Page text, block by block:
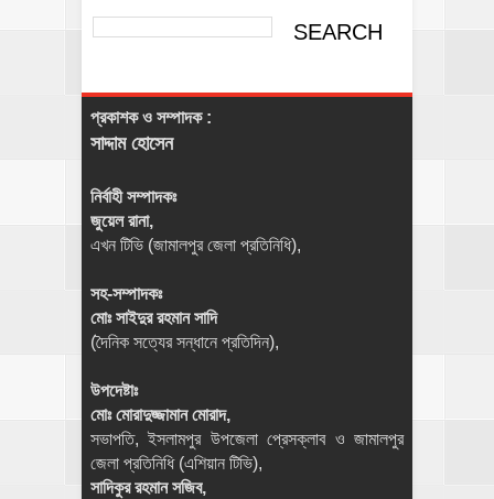
প্রকাশক ও সম্পাদক :
সাদ্দাম হোসেন
নির্বাহী সম্পাদকঃ
জুয়েল রানা,
এখন টিভি (জামালপুর জেলা প্রতিনিধি),
সহ-সম্পাদকঃ
মোঃ সাইদুর রহমান সাদি
(দৈনিক সত্যের সন্ধানে প্রতিদিন),
উপদেষ্টাঃ
মোঃ মোরাদুজ্জামান মোরাদ,
সভাপতি, ইসলামপুর উপজেলা প্রেসক্লাব ও জামালপুর
জেলা প্রতিনিধি (এশিয়ান টিভি),
সাদিকুর রহমান সজিব,